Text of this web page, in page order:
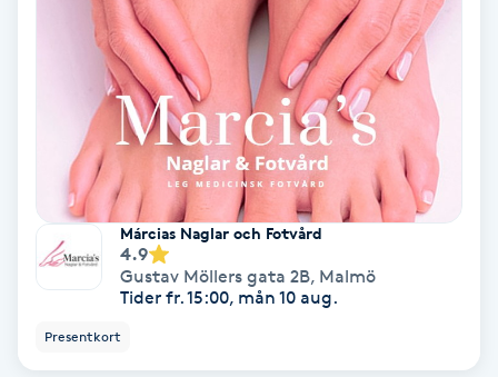
Torr hårbotten
Torrborstning
Triggerpunktsmassage
Trådning
Träning
Tvätt & Fön
Márcias Naglar och Fotvård
4.9
Gustav Möllers gata 2B, Malmö
Tider fr. 15:00, mån 10 aug.
Presentkort